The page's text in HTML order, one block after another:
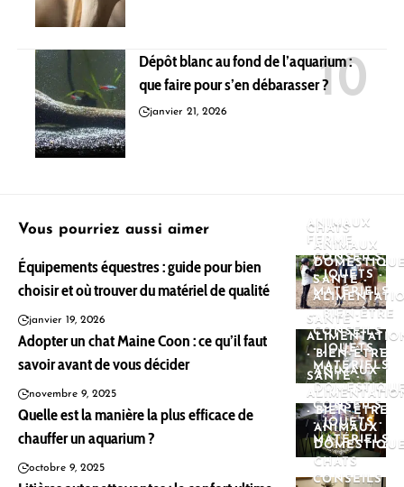
Dépôt blanc au fond de l’aquarium :
que faire pour s’en débarasser ?
janvier 21, 2026
Vous pourriez aussi aimer
ANIMAUX
FERME
CONSEILS
- JOUETS -
MATÉRIELS
Équipements équestres : guide pour bien
choisir et où trouver du matériel de qualité
janvier 19, 2026
CHATS
ANIMAUX
SANTÉ -
- BIEN-ÊTRE
CONSEILS
- JOUETS -
MATÉRIELS
Adopter un chat Maine Coon : ce qu’il faut
savoir avant de vous décider
novembre 9, 2025
SANTÉ -
- BIEN-ÊTRE
ANIMAUX
CONSEILS
- JOUETS -
MATÉRIELS
Quelle est la manière la plus efficace de
chauffer un aquarium ?
octobre 9, 2025
SANTÉ -
- BIEN-ÊTRE
ANIMAUX
CHATS
CONSEILS